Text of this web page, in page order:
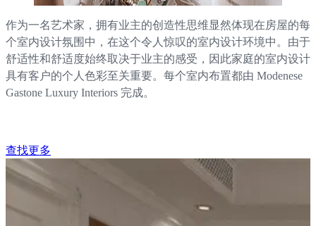
作为一名艺术家，拥有业主的创造性思维显然体现在房屋的每
个室内设计氛围中，在这个令人惊叹的室内设计环境中。由于
舒适性和舒适度始终取决于业主的感受，因此家庭的室内设计
具有客户的个人色彩至关重要。每个室内布置都由 Modenese
Gastone Luxury Interiors 完成。
查找更多